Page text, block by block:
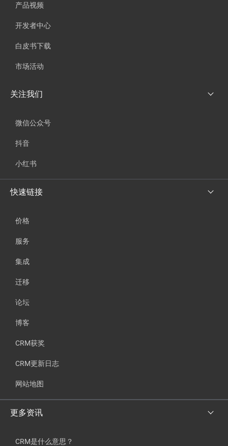
产品视频
开发者中心
白皮书下载
市场活动
关注我们
微信公众号
抖音
小红书
快速链接
价格
服务
集成
迁移
论坛
博客
CRM获奖
CRM更新日志
网站地图
更多资讯
CRM是什么意思？